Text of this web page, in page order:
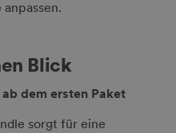
Blick
dem ersten Paket
sorgt für eine